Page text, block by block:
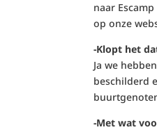
naar
op onze
-Klopt het
Ja we
beschilderd
-Met wat